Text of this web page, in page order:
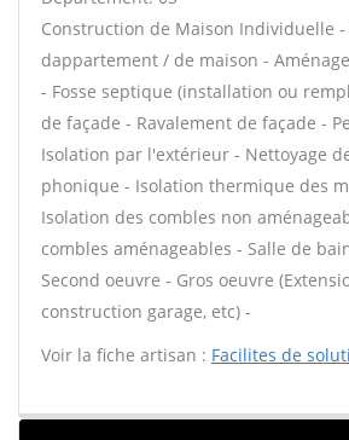
Construction de Maison Individuelle -
dappartement / de maison -
- Fosse septique (installation ou
de façade - Ravalement de façade -
Isolation par l'extérieur - Nettoyage
phonique - Isolation thermique des
Isolation des combles non
combles aménageables - Salle de
Second oeuvre - Gros oeuvre
construction garage, etc) -
Voir la fiche artisan : Facilites de